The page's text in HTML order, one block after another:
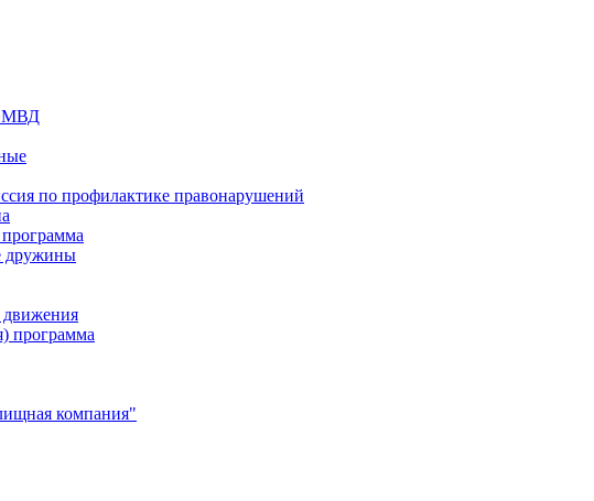
по профилактике правонарушений
дружины
движения
программа
компания"